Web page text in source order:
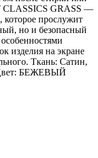
CLASSICS GRASS —
которое прослужит
но и безопасный
изделия на экране
Ткань: Сатин,
Цвет: БЕЖЕВЫЙ